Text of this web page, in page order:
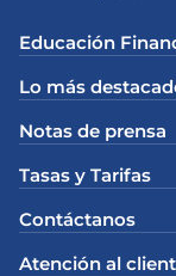
Educación
Lo más
Notas de prensa
Tasas y Tarifas
Contáctanos
Atención al